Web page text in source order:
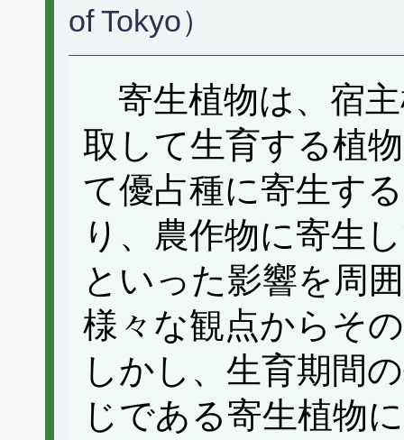
of Tokyo）
寄生植物は、宿
取して生育する植
て優占種に寄生す
り、農作物に寄生
といった影響を周
様々な観点からそ
しかし、生育期間
じである寄生植物